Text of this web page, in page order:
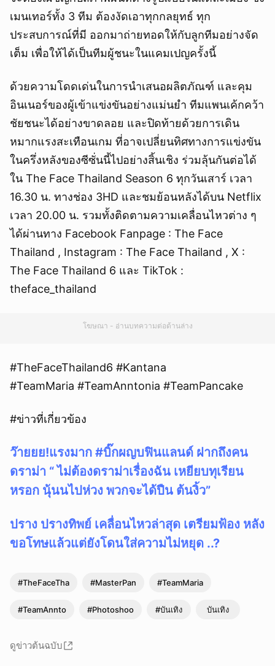
เมนเทอร์ทั้ง 3 ทีม ต้องงัดเอาทุกกลยุทธ์ ทุก
ประสบการณ์ที่มี ออกมาถ่ายทอดให้กับลูกทีมอย่างจัด
เต็ม เพื่อให้ได้เป็นทีมผู้ชนะในแคมเปญครั้งนี้
ด้วยความโดดเด่นในการนำเสนอผลิตภัณฑ์ และคุม
อินเนอร์ของผู้เข้าแข่งขันอย่างแม่นยำ ทีมแพนเค้กคว้า
ชัยชนะได้อย่างขาดลอย และปิดท้ายด้วยการเดิน
หมากแรงสะเทือนเกม ที่อาจเปลี่ยนทิศทางการแข่งขัน
ในครึ่งหลังของซีซั่นนี้ไปอย่างสิ้นเชิง ร่วมลุ้นกันต่อได้
ใน The Face Thailand Season 6 ทุกวันเสาร์ เวลา
16.30 น. ทางช่อง 3HD และชมย้อนหลังได้บน Netflix
เวลา 20.00 น. รวมทั้งติดตามความเคลื่อนไหวต่าง ๆ
ได้ผ่านทาง Facebook Fanpage : The Face
Thailand , Instagram : The Face Thailand , X :
The Face Thailand 6 และ TikTok :
theface_thailand
โฆษณา - อ่านบทความต่อด้านล่าง
#TheFaceThailand6 #Kantana
#TeamMaria #TeamAnntonia #TeamPancake
#ข่าวที่เกี่ยวข้อง
ว๊ายยย!แรงมาก #บิ๊กผญบฟินแลนด์ ฝากถึงคน
ดราม่า “ ไม่ต้องดราม่าเรื่องฉัน เหยียบทุเรียน
หรอก นุ้นนไปห่วง พวกจะได้ปืน ต้นงิ้ว”
ปราง ปรางทิพย์ เคลื่อนไหวล่าสุด เตรียมฟ้อง หลัง
ขอโทษแล้วแต่ยังโดนใส่ความไม่หยุด ..?
#TheFaceTha #MasterPan #TeamMaria
#TeamAnnto #Photoshoo #บันเทิง บันเทิง
ดูข่าวต้นฉบับ